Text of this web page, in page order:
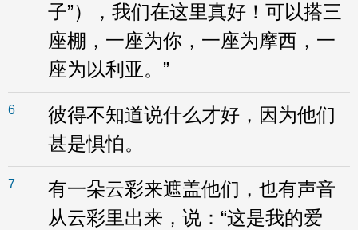
子”），我们在这里真好！可以搭三
座棚，一座为你，一座为摩西，一
座为以利亚。”
6
彼得不知道说什么才好，因为他们
甚是惧怕。
7
有一朵云彩来遮盖他们，也有声音
从云彩里出来，说：“这是我的爱